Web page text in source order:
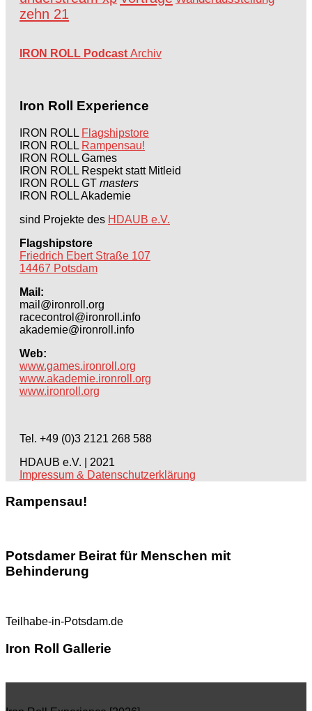
zehn 21
IRON ROLL Podcast Archiv
Iron Roll Experience
IRON ROLL Flagshipstore
IRON ROLL Rampensau!
IRON ROLL Games
IRON ROLL Respekt statt Mitleid
IRON ROLL GT masters
IRON ROLL Akademie
sind Projekte des HDAUB e.V.
Flagshipstore
Friedrich Ebert Straße 107
14467 Potsdam
Mail:
mail@ironroll.org
racecontrol@ironroll.info
akademie@ironroll.info
Web:
www.games.ironroll.org
www.akademie.ironroll.org
www.ironroll.org
Tel. +49 (0)3 2121 268 588
HDAUB e.V. | 2021
Impressum & Datenschutzerklärung
Rampensau!
Potsdamer Beirat für Menschen mit
Behinderung
Teilhabe-in-Potsdam.de
Iron Roll Gallerie